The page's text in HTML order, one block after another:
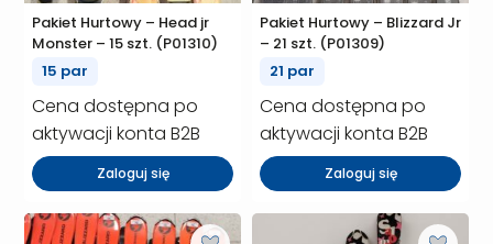
Pakiet Hurtowy – Head jr
Monster – 15 szt. (P01310)
15 par
Cena dostępna po
aktywacji konta B2B
Zaloguj się
Pakiet Hurtowy – Blizzard Jr
– 21 szt. (P01309)
21 par
Cena dostępna po
aktywacji konta B2B
Zaloguj się